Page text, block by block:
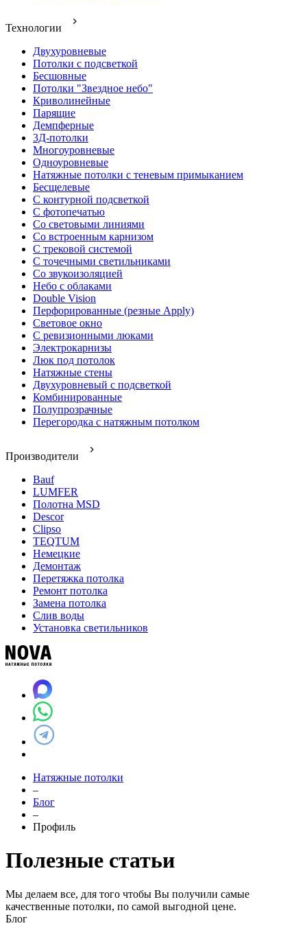
Технологии
Двухуровневые
Потолки с подсветкой
Бесшовные
Потолки "Звездное небо"
Криволинейные
Парящие
Демпферные
3Д-потолки
Многоуровневые
Одноуровневые
Натяжные потолки с теневым примыканием
Бесщелевые
С контурной подсветкой
С фотопечатью
Со световыми линиями
Со встроенным карнизом
С трековой системой
С точечными светильниками
Со звукоизоляцией
Небо с облаками
Double Vision
Перфорированные (резные Apply)
Световое окно
С ревизионными люками
Электрокарнизы
Люк под потолок
Натяжные стены
Двухуровневый с подсветкой
Комбинированные
Полупрозрачные
Перегородка с натяжным потолком
Производители
Bauf
LUMFER
Полотна MSD
Descor
Clipso
TEQTUM
Немецкие
Демонтаж
Перетяжка потолка
Ремонт потолка
Замена потолка
Слив воды
Установка светильников
Натяжные потолки
–
Блог
–
Профиль
Полезные статьи
Мы делаем все, для того чтобы Вы получили самые
качественные потолки, по самой выгодной цене.
Блог